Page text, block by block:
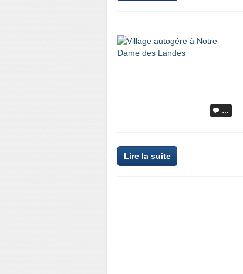
…
Lire la suite